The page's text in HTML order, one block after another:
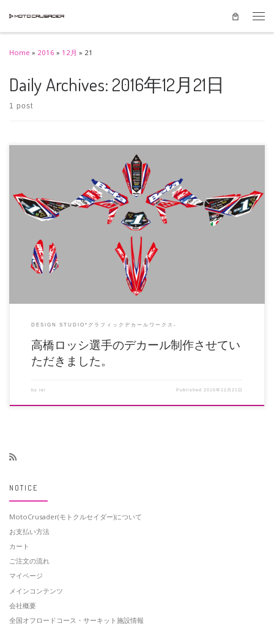
Skip to content
Home » 2016 » 12月 » 21
Daily Archives: 2016年12月21日
1 post
2017年1月8日(日)フィールド佐賀大和で開催されるG-NETハードエンデューロ
DESIGN STUDIO*グラフィックデカールワークス-
高橋ロッシ選手のデカール制作させてい
ただきました。
by rei Published2016年12月21日
NOTICE
MotoCrusader(モトクルセイダー)について
お支払い方法
カート
ご注文の流れ
マイページ
メインコンテンツ
会社概要
全国オフロードコース・サーキット施設情報